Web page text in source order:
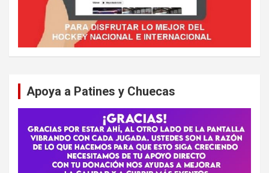
Apoya a Patines y Chuecas